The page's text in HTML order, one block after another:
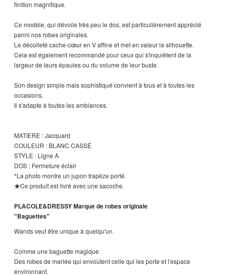
finition magnifique.
Ce modèle, qui dévoile très peu le dos, est particulièrement apprécié
parmi nos robes originales.
Le décolleté cache-cœur en V affine et met en valeur la silhouette.
Cela est également recommandé pour ceux qui s'inquiètent de la
largeur de leurs épaules ou du volume de leur buste.
Son design simple mais sophistiqué convient à tous et à toutes les
occasions.
Il s'adapte à toutes les ambiances.
MATIÈRE : Jacquard
COULEUR : BLANC CASSÉ
STYLE : Ligne A
DOS : Fermeture éclair
*La photo montre un jupon trapèze porté.
★Ce produit est livré avec une sacoche.
PLACOLE&DRESSY Marque de robes originale
"Baguettes"
Wands veut être unique à quelqu'un.
Comme une baguette magique
Des robes de mariée qui envoûtent celle qui les porte et l'espace
environnant.